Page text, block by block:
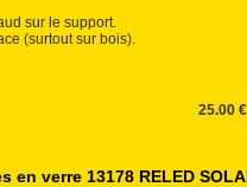
sur le support.
(surtout sur bois).
25.00 €
en verre 13178 RELED